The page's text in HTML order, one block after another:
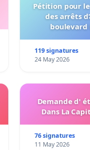
Pétition pour
des arrêts
boulevard
connexion
119 signatures
24 May 2026
Demande d'
Dans La
76 signatures
11 May 2026